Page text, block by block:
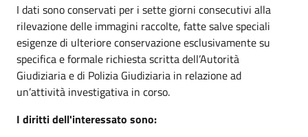
I dati sono conservati per i sette giorni consecutivi alla
rilevazione delle immagini raccolte, fatte salve speciali
esigenze di ulteriore conservazione esclusivamente su
specifica e formale richiesta scritta dell’Autorità
Giudiziaria e di Polizia Giudiziaria in relazione ad
un’attività investigativa in corso.
I diritti dell'interessato sono: